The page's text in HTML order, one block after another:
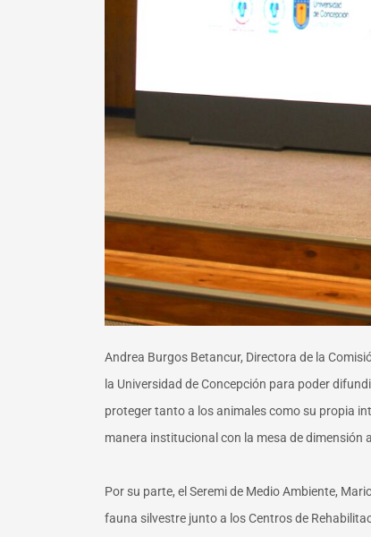
Andrea Burgos Betancur, Directora de la
la Universidad de Concepción para poder
proteger tanto a los animales como su propia
manera institucional con la mesa de dimensión
Por su parte, el Seremi de Medio Ambiente,
fauna silvestre junto a los Centros de